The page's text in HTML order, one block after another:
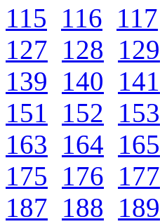
115 116 117
127 128 129
139 140 141
151
152 153
163 164 165
175 176 177
187 188 189